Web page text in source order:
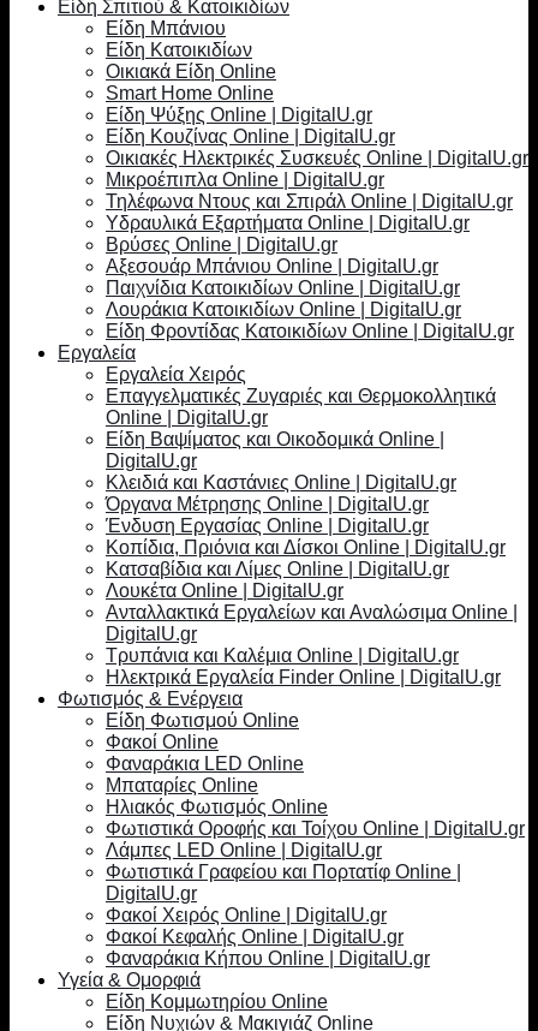
Είδη Σπιτιού & Κατοικιδίων
Είδη Μπάνιου
Είδη Κατοικιδίων
Οικιακά Είδη Online
Smart Home Online
Είδη Ψύξης Online | DigitalU.gr
Είδη Κουζίνας Online | DigitalU.gr
Οικιακές Ηλεκτρικές Συσκευές Online | DigitalU.gr
Μικροέπιπλα Online | DigitalU.gr
Τηλέφωνα Ντους και Σπιράλ Online | DigitalU.gr
Υδραυλικά Εξαρτήματα Online | DigitalU.gr
Βρύσες Online | DigitalU.gr
Αξεσουάρ Μπάνιου Online | DigitalU.gr
Παιχνίδια Κατοικιδίων Online | DigitalU.gr
Λουράκια Κατοικιδίων Online | DigitalU.gr
Είδη Φροντίδας Κατοικιδίων Online | DigitalU.gr
Εργαλεία
Εργαλεία Χειρός
Επαγγελματικές Ζυγαριές και Θερμοκολλητικά
Online | DigitalU.gr
Είδη Βαψίματος και Οικοδομικά Online |
DigitalU.gr
Κλειδιά και Καστάνιες Online | DigitalU.gr
Όργανα Μέτρησης Online | DigitalU.gr
Ένδυση Εργασίας Online | DigitalU.gr
Κοπίδια, Πριόνια και Δίσκοι Online | DigitalU.gr
Κατσαβίδια και Λίμες Online | DigitalU.gr
Λουκέτα Online | DigitalU.gr
Ανταλλακτικά Εργαλείων και Αναλώσιμα Online |
DigitalU.gr
Τρυπάνια και Καλέμια Online | DigitalU.gr
Ηλεκτρικά Εργαλεία Finder Online | DigitalU.gr
Φωτισμός & Ενέργεια
Είδη Φωτισμού Online
Φακοί Online
Φαναράκια LED Online
Μπαταρίες Online
Ηλιακός Φωτισμός Online
Φωτιστικά Οροφής και Τοίχου Online | DigitalU.gr
Λάμπες LED Online | DigitalU.gr
Φωτιστικά Γραφείου και Πορτατίφ Online |
DigitalU.gr
Φακοί Χειρός Online | DigitalU.gr
Φακοί Κεφαλής Online | DigitalU.gr
Φαναράκια Κήπου Online | DigitalU.gr
Υγεία & Ομορφιά
Είδη Κομμωτηρίου Online
Είδη Νυχιών & Μακιγιάζ Online